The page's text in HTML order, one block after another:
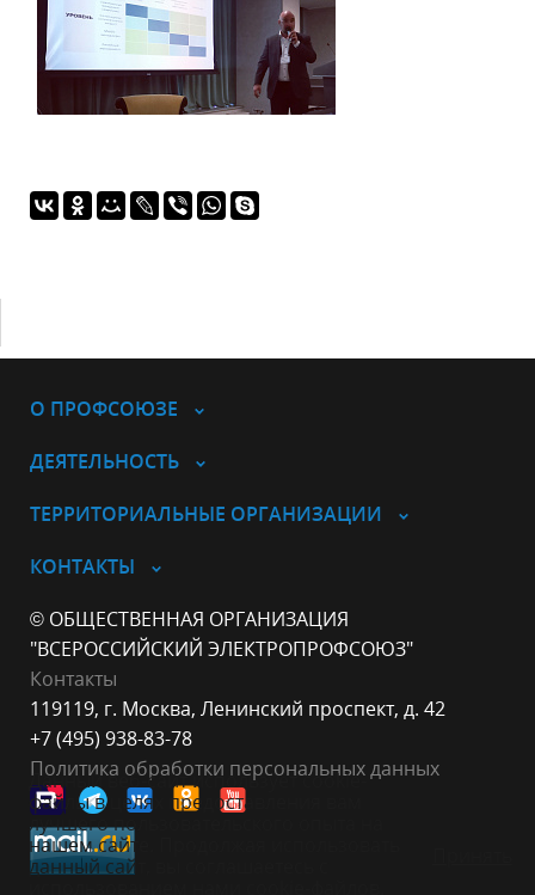
О ПРОФСОЮЗЕ
ДЕЯТЕЛЬНОСТЬ
ТЕРРИТОРИАЛЬНЫЕ ОРГАНИЗАЦИИ
КОНТАКТЫ
© ОБЩЕСТВЕННАЯ ОРГАНИЗАЦИЯ
"ВСЕРОССИЙСКИЙ ЭЛЕКТРОПРОФСОЮЗ"
Контакты
119119, г. Москва, Ленинский проспект, д. 42
+7 (495) 938-83-78
Политика обработки персональных данных
Данный веб-сайт использует cookie-
файлы в целях предоставления вам
лучшего пользовательского опыта на
нашем сайте. Продолжая использовать
данный сайт, вы соглашаетесь с